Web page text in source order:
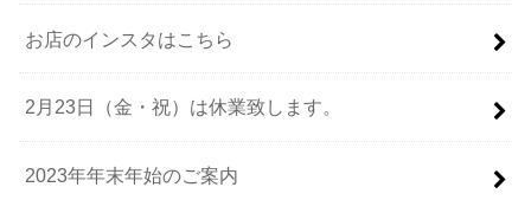
お店のインスタはこちら
2月23日（金・祝）は休業致します。
2023年年末年始のご案内